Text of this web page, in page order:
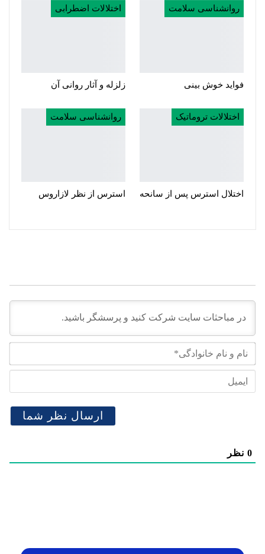
روانشناسی سلامت
فواید خوش بینی
اختلالات اضطرابی
زلزله و آثار روانی آن
اختلالات تروماتیک
اختلال استرس پس از سانحه
روانشناسی سلامت
استرس از نظر لازاروس
نام
نام
0 نظر